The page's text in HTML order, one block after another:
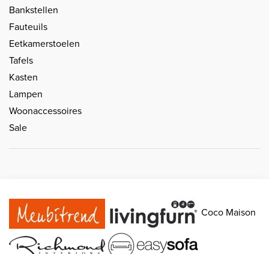
Bankstellen
Fauteuils
Eetkamerstoelen
Tafels
Kasten
Lampen
Woonaccessoires
Sale
Coco Maison